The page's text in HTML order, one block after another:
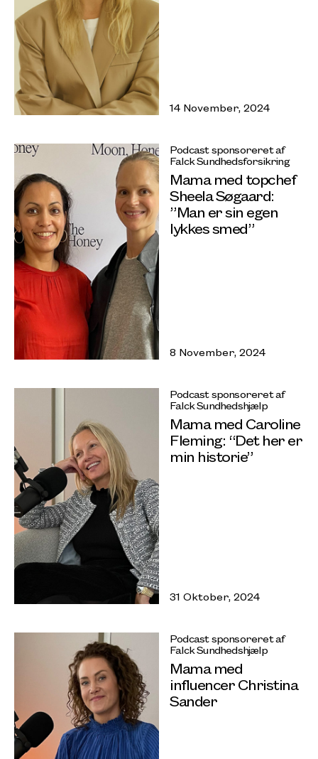
14 November, 2024
Podcast sponsoreret af
Falck Sundhedsforsikring
Mama med topchef
Sheela Søgaard:
”Man er sin egen
lykkes smed”
8 November, 2024
Podcast sponsoreret af
Falck Sundhedshjælp
Mama med Caroline
Fleming: “Det her er
min historie”
31 Oktober, 2024
Podcast sponsoreret af
Falck Sundhedshjælp
Mama med
influencer Christina
Sander